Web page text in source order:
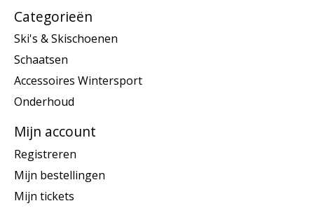
Categorieën
Ski's & Skischoenen
Schaatsen
Accessoires Wintersport
Onderhoud
Mijn account
Registreren
Mijn bestellingen
Mijn tickets